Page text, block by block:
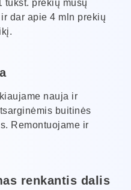
tūkst. prekių mūsų
dar apie 4 mln prekių
nauja ir
buitinės
Remontuojame ir
renkantis dalis